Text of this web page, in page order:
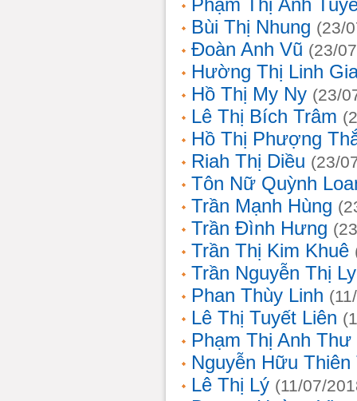
Phạm Thị Ánh
Bùi Thị Nhung (23/
Đoàn Anh Vũ (23/
Hường Thị Linh
Hồ Thị My Ny (23/
Lê Thị Bích Trâm
Hồ Thị Phượng
Riah Thị Diều (23/
Tôn Nữ Quỳnh
Trần Mạnh Hùng
Trần Đình Hưng
Trần Thị Kim Khuê
Trần Nguyễn Thị
Phan Thùy Linh
Lê Thị Tuyết Liên
Phạm Thị Anh Thư
Nguyễn Hữu Thiên
Lê Thị Lý (11/07/